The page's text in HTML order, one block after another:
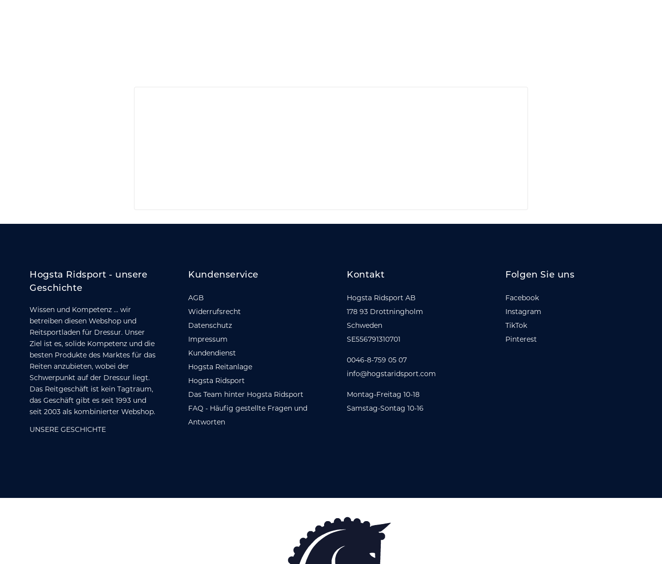
Hogsta Ridsport - unsere
Geschichte
Wissen und Kompetenz ... wir
betreiben diesen Webshop und
Reitsportladen für Dressur. Unser
Ziel ist es, solide Kompetenz und die
besten Produkte des Marktes für das
Reiten anzubieten, wobei der
Schwerpunkt auf der Dressur liegt.
Das Reitgeschäft ist kein Tagtraum,
das Geschäft gibt es seit 1993 und
seit 2003 als kombinierter Webshop.
UNSERE GESCHICHTE
Kundenservice
AGB
Widerrufsrecht
Datenschutz
Impressum
Kundendienst
Hogsta Reitanlage
Hogsta Ridsport
Das Team hinter Hogsta Ridsport
FAQ - Häufig gestellte Fragen und
Antworten
Kontakt
Hogsta Ridsport AB
178 93 Drottningholm
Schweden
SE556791310701
0046-8-759 05 07
info@hogstaridsport.com
Montag-Freitag 10-18
Samstag-Sontag 10-16
Folgen Sie uns
Facebook
Instagram
TikTok
Pinterest